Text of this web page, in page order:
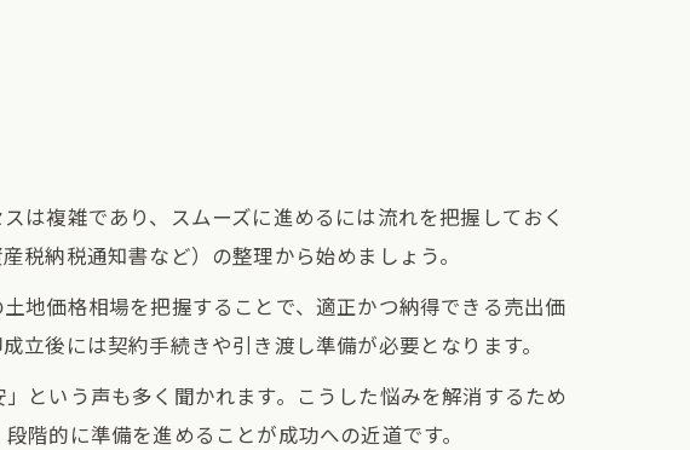
とは
説
説
え方
率
のポイント
は複雑であり、スムーズに進めるには流れを把握しておく
税納税通知書など）の整理から始めましょう。
地価格相場を把握することで、適正かつ納得できる売出価
後には契約手続きや引き渡し準備が必要となります。
という声も多く聞かれます。こうした悩みを解消するため
階的に準備を進めることが成功への近道です。